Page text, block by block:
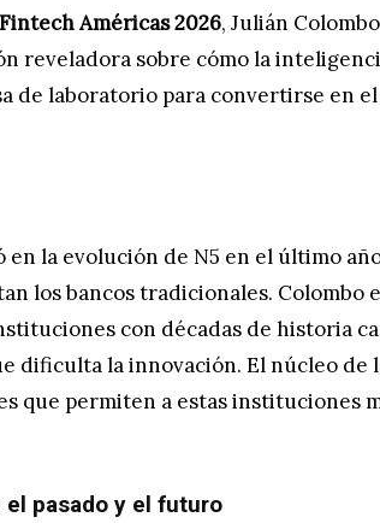
Fintech Américas 2026, Julián
reveladora sobre cómo la
de laboratorio para convertirse en
la evolución de N5 en el último
los bancos tradicionales. Colombo
con décadas de historia
dificulta la innovación. El núcleo de
que permiten a estas instituciones
el pasado y el futuro